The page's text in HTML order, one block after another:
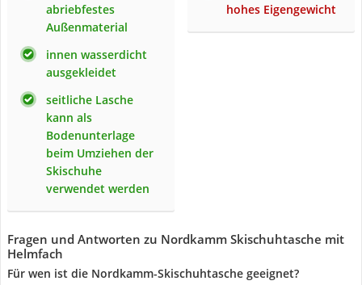
abriebfestes
Außenmaterial
innen wasserdicht
ausgekleidet
seitliche Lasche
kann als
Bodenunterlage
beim Umziehen der
Skischuhe
verwendet werden
hohes Eigengewicht
Fragen und Antworten zu Nordkamm Skischuhtasche mit
Helmfach
Für wen ist die Nordkamm-Skischuhtasche geeignet?